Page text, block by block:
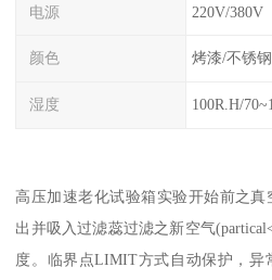
电源 220V/380V
颜色 烤漆/不锈钢
湿度 100R.H/
高压加速老化试验箱实验开始前之
出并吸入过滤蕊过滤之新空气
度。临界点LIMIT方式自动保护，异